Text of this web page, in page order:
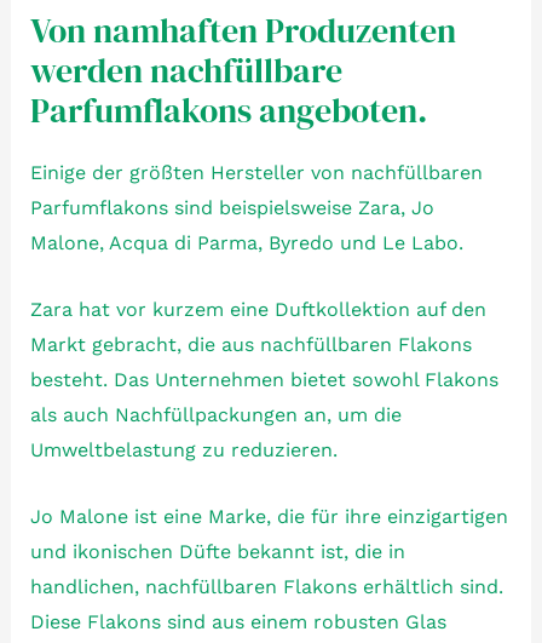
Von namhaften Produzenten
werden nachfüllbare
Parfumflakons angeboten.
Einige der größten Hersteller von nachfüllbaren
Parfumflakons sind beispielsweise Zara, Jo
Malone, Acqua di Parma, Byredo und Le Labo.
Zara hat vor kurzem eine Duftkollektion auf den
Markt gebracht, die aus nachfüllbaren Flakons
besteht. Das Unternehmen bietet sowohl Flakons
als auch Nachfüllpackungen an, um die
Umweltbelastung zu reduzieren.
Jo Malone ist eine Marke, die für ihre einzigartigen
und ikonischen Düfte bekannt ist, die in
handlichen, nachfüllbaren Flakons erhältlich sind.
Diese Flakons sind aus einem robusten Glas